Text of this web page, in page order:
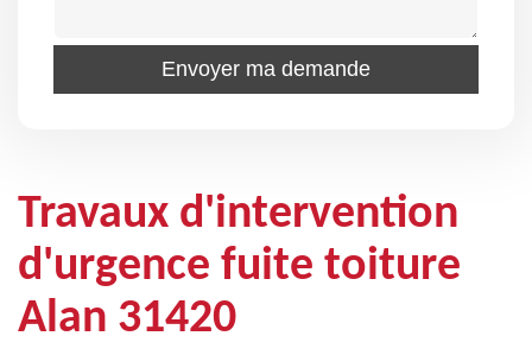
Travaux d'intervention
d'urgence fuite toiture
Alan 31420